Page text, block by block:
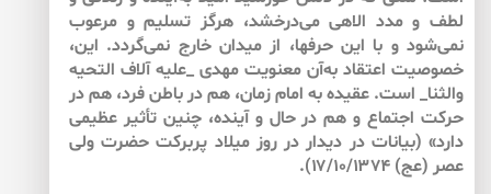
لطف و مدد الاهى مى‌درخشد، هرگز تسليم و مرعوب
نمى‌شود و با اين حرف‏ها، از ميدان خارج نمى‌گردد. اين،
خصوصيت اعتقاد به‌آن معنويت مهدى _عليه آلاف التحيه
والثنا_ است. عقيده به‌ امام زمان، هم در باطن فرد، هم در
حركت اجتماع و هم در حال و آينده، چنين تأثير عظيمى
دارد» (بيانات در ديدار در روز ميلاد پربركت حضرت ولى
عصر (عج) ۱۷/۱۰/۱۳۷۴).